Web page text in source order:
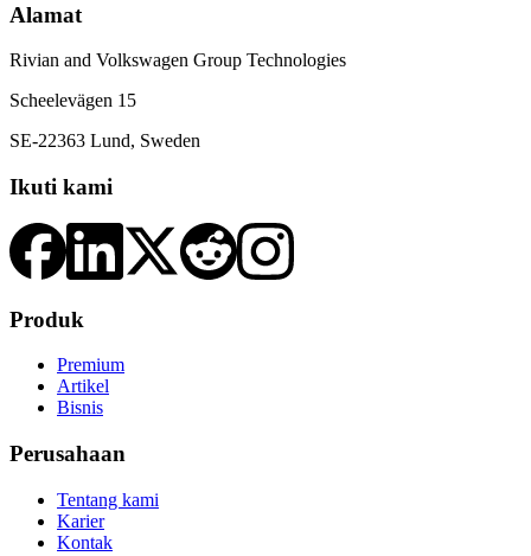
Alamat
Rivian and Volkswagen Group Technologies
Scheelevägen 15
SE-22363 Lund, Sweden
Ikuti kami
Produk
Premium
Artikel
Bisnis
Perusahaan
Tentang kami
Karier
Kontak